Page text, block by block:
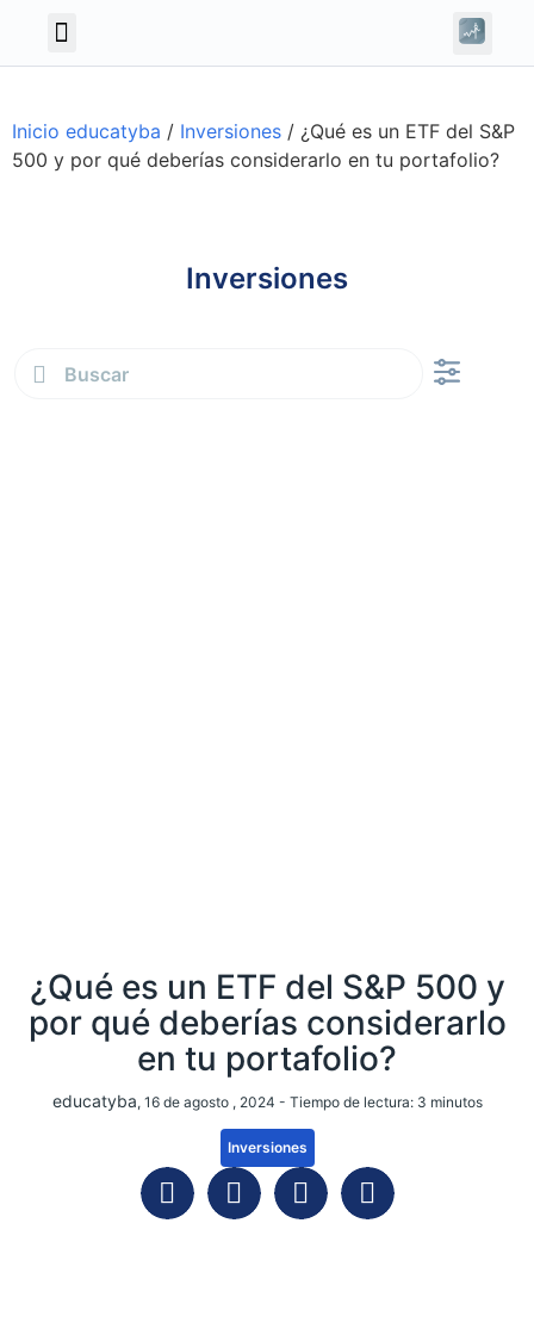
Inicio educatyba / Inversiones / ¿Qué es un ETF del S&P
500 y por qué deberías considerarlo en tu portafolio?
Inversiones
¿Qué es un ETF del S&P 500 y
por qué deberías considerarlo
en tu portafolio?
educatyba, 16 de agosto , 2024 - Tiempo de lectura: 3 minutos
Inversiones